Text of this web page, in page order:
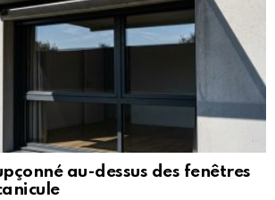
au-dessus des fenêtres